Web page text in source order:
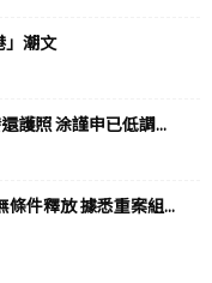
」潮文
護照 涂謹申已低調...
條件釋放 據悉重案組...